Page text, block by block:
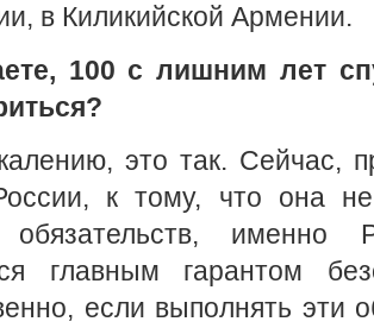
в Киликийской Армении.
100 с лишним лет
это так. Сейчас,
к тому, что она не
обязательств, именно
главным гарантом
если выполнять эти